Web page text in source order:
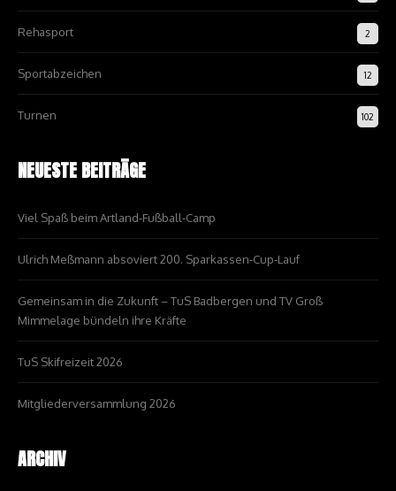
Rehasport 2
Sportabzeichen 12
Turnen 102
NEUESTE BEITRÄGE
Viel Spaß beim Artland-Fußball-Camp
Ulrich Meßmann absoviert 200. Sparkassen-Cup-Lauf
Gemeinsam in die Zukunft – TuS Badbergen und TV Groß
Mimmelage bündeln ihre Kräfte
TuS Skifreizeit 2026
Mitgliederversammlung 2026
ARCHIV